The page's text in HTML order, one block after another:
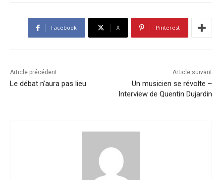
Facebook X Pinterest
Article précédent
Le débat n’aura pas lieu
Article suivant
Un musicien se révolte –
Interview de Quentin Dujardin